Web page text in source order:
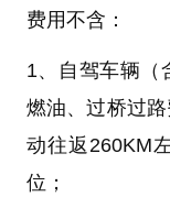
费用不含：
1、 自驾车辆（
燃油、过桥过
动往返260KM
位；